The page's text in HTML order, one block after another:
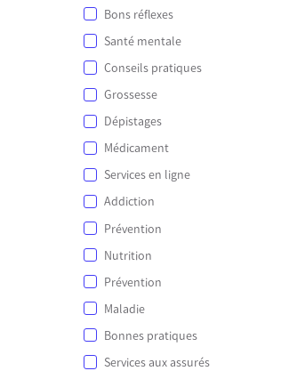
Bons réflexes
Santé mentale
Conseils pratiques
Grossesse
Dépistages
Médicament
Services en ligne
Addiction
Prévention
Nutrition
Prévention
Maladie
Bonnes pratiques
Services aux assurés